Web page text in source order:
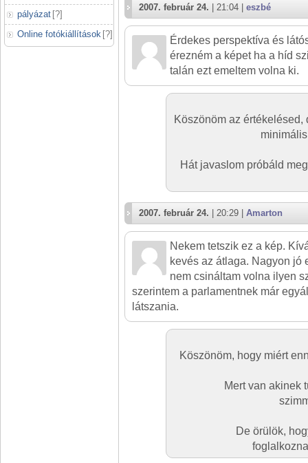
pályázat [?]
Online fotókiállítások [?]
2007. február 24. | 21:04 | eszbé
Érdekes perspektíva és
érezném a képet ha a híd
talán ezt emeltem volna ki.
Köszönöm az
Hát javaslom próbáld
2007. február 24. | 20:29 | Amarton
Nekem tetszik ez a kép.
kevés az átlaga. Nagyon jó
nem csináltam volna ilyen
szerintem a parlamentnek már
látszania.
Köszönöm, hogy miért
Mert van akinek
De örülök,